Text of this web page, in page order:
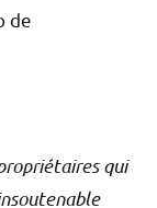
de
qui